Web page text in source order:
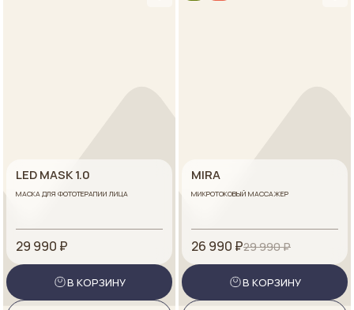
LED MASK 1.0
МАСКА ДЛЯ ФОТОТЕРАПИИ ЛИЦА
29 990 ₽
В КОРЗИНУ
MIRA
МИКРОТОКОВЫЙ МАССАЖЕР
26 990 ₽29 990 ₽
В КОРЗИНУ